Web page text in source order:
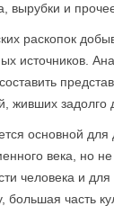
вырубки и
раскопок
источников.
живших задолго
основной для
века, но
человека и
большая часть